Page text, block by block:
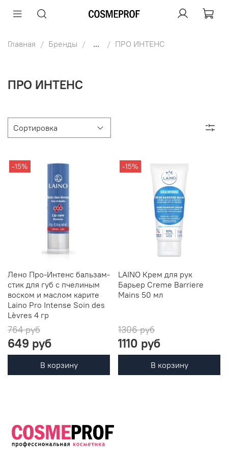
Главная Бренды ... ПРО ИНТЕНС
ПРО ИНТЕНС
-15%
Лено Про-Интенс бальзам-
стик для губ с пчелиным
воском и маслом карите
Laino Pro Intense Soin des
Lèvres 4 гр
764 руб
649 руб
В корзину
-15%
LAINO Крем для рук
Барьер Creme Barriere
Mains 50 мл
1306 руб
1110 руб
В корзину